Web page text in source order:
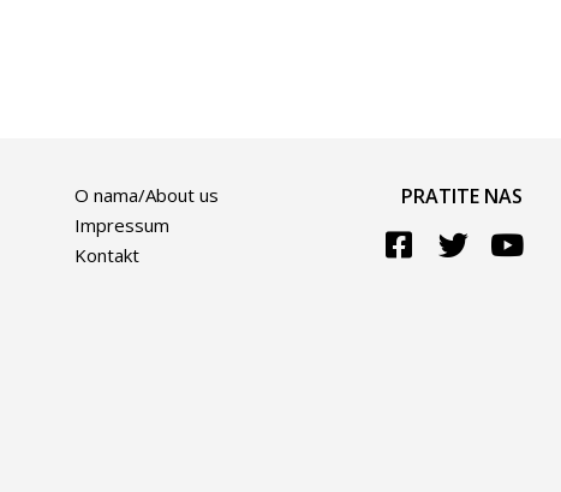
O nama/About us
Impressum
Kontakt
PRATITE NAS